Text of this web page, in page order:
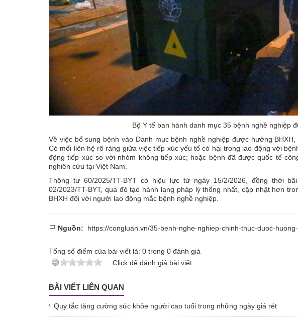
Bộ Y tế ban hành danh mục 35 bệnh nghề nghiệp
Về việc bổ sung bệnh vào Danh mục bệnh nghề nghiệp được hưởng
Có mối liên hệ rõ ràng giữa việc tiếp xúc yếu tố có hại trong lao động với
động tiếp xúc so với nhóm không tiếp xúc; hoặc bệnh đã được quốc tế
nghiên cứu tại Việt Nam.
Thông tư 60/2025/TT-BYT có hiệu lực từ ngày 15/2/2026, đồng thời
02/2023/TT-BYT, qua đó tạo hành lang pháp lý thống nhất, cập nhật hơn
BHXH đối với người lao động mắc bệnh nghề nghiệp.
Nguồn:
https://congluan.vn/35-benh-nghe-nghiep-chinh-thuc-duoc-
Tổng số điểm của bài viết là: 0 trong 0 đánh giá
Click để đánh giá bài viết
BÀI VIẾT LIÊN QUAN
Quy tắc tăng cường sức khỏe người cao tuổi trong những ngày giá rét